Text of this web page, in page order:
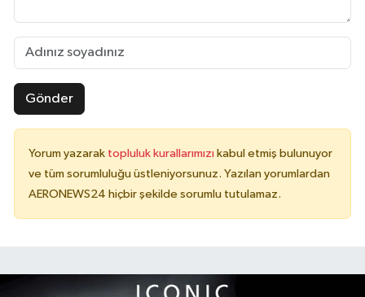
Gönder
Yorum yazarak topluluk kurallarımızı kabul etmiş bulunuyor
ve tüm sorumluluğu üstleniyorsunuz. Yazılan yorumlardan
AERONEWS24 hiçbir şekilde sorumlu tutulamaz.